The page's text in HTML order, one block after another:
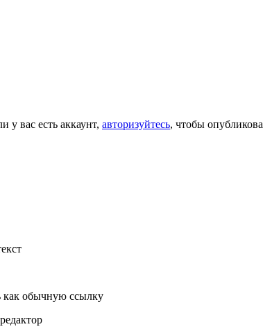
у вас есть аккаунт, авторизуйтесь, чтобы
как обычную ссылку